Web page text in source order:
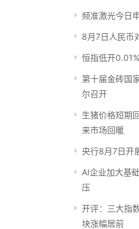
频准激光今日
8月7日人民币
恒指低开
第十届金砖国
尔召开
生猪价格短期
来市场回暖
央行8月7日开
AI企业加大基
压
开评：三大指
块涨幅居前